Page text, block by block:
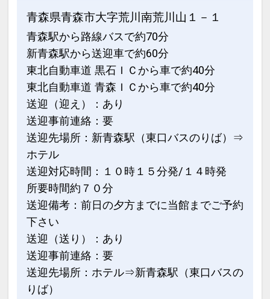
できます。
大浴場は鯵ヶ沢高原温泉で、季節により
露天風呂から見上げる星空もきれいで
す。
ホテル隣接には、スキー場・ゴルフ場も
御座います。
設定期間：2026年4月1日～2026年11月
30日
インターネットコース番号：DP-1-
17306934
青森県青森市大字荒川南荒川山１－１
青森駅から路線バスで約70分
新青森駅から送迎車で約60分
東北自動車道 黒石ＩＣから車で約40分
東北自動車道 青森ＩＣから車で約40分
送迎（迎え）：あり
送迎事前連絡：要
送迎先場所：新青森駅（東口バスのりば）⇒
ホテル
送迎対応時間：１０時１５分発/１４時発
所要時間約７０分
送迎備考：前日の夕方までに当館までご予約
下さい
送迎（送り）：あり
送迎事前連絡：要
送迎先場所：ホテル⇒新青森駅（東口バスの
りば）